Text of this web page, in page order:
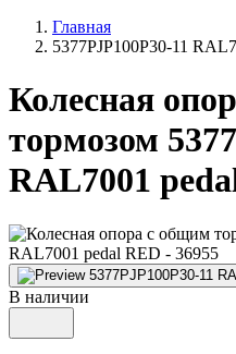
Главная
5377PJP100P30-11
Колесная
тормозом
RAL7001
В наличии